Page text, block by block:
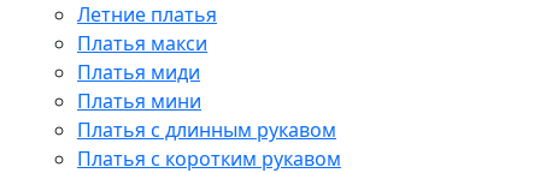
Летние платья
Платья макси
Платья миди
Платья мини
Платья с длинным рукавом
Платья с коротким рукавом